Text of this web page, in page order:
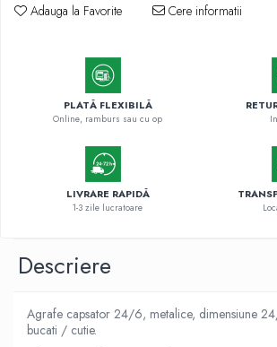
Adauga la Favorite Cere informatii
PLATĂ FLEXIBILĂ
Online, ramburs sau cu op
LIVRARE RAPIDĂ
1-3 zile lucratoare
Descriere
Agrafe capsator 24/6, metalice, dimensiune
bucati / cutie.